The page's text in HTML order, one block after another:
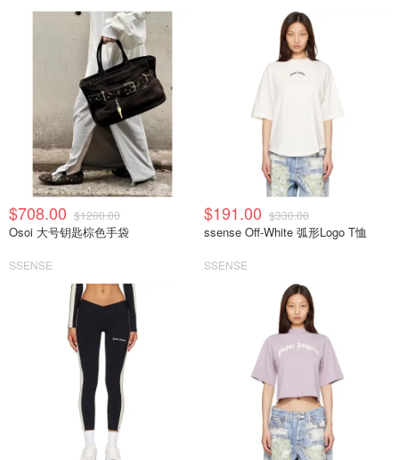
$708.00 $1200.00
Osoi 大号钥匙棕色手袋
SSENSE
$191.00 $330.00
ssense Off-White 弧形Logo T恤
SSENSE